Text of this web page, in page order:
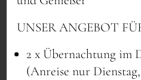
20
UNSER ANGEBOT
2 x Übernachtung im
(Anreise nur